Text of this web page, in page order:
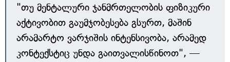
"თუ მენტალური ჯანმრთელობის ფიზიკური
აქტივობით გაუმჯობესება გსურთ, მაშინ
არამარტო ვარჯიშის ინტენსივობა, არამედ
კონტექსტიც უნდა გაითვალისწინოთ", —